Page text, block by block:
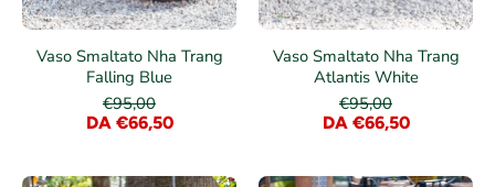
Vaso Smaltato Nha Trang
Falling Blue
€95,00
DA €66,50
Vaso Smaltato Nha Trang
Atlantis White
€95,00
DA €66,50